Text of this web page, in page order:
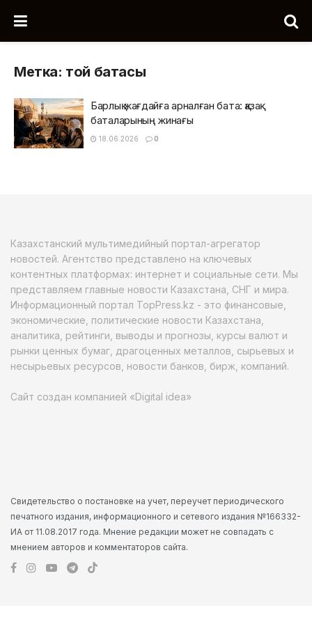
Метка: той батасы
Барлық жағдайға арналған бата: қазақ
баталарының жинағы
18.06.2026 0
Казахстанский мультимедийный портал-агрегатор
новостей. Агентство представлено на ключевых
контентных платформах: интернет и социальные сети. Мы
представляем главные новости Казахстана, СНГ и мира.
Информационный портал TopPress.kz - это финансовые,
экономические, политические новости Казахстана,
аналитика, рейтинги, выводы и прогнозы, курсы валют и
рынки ценных бумаг, драгоценных металлов, сырьевых и
несырьевых ресурсов, новости банков, бирж, компаний.
Сайт создан компанией «Digital idea»
Свидетельство о постановке на учет, переучет периодического
печатного издания, информационного и сетевого издания №166332-
ИА от 11.08.2017 года. Мнение редакции может не совпадать с
мнением авторов и комментаторов сайта.